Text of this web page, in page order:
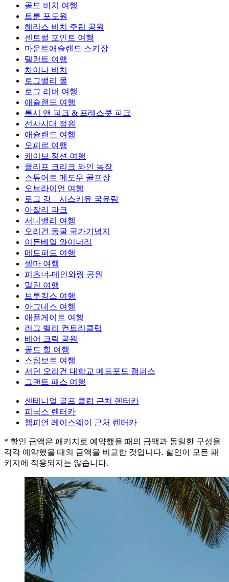
골드 비치 여행
트룬 포도원
해리스 비치 주립 공원
센트럴 포인트 여행
마운트애슐랜드 스키장
탤런트 여행
차이나 비치
로그밸리 몰
로그 리버 여행
애슐랜드 여행
록시 앤 피크 & 프레스콧 파크
선사시대 정원
애슐랜드 여행
오피르 여행
케이브 정션 여행
클리프 크리크 와인 농장
스튜어트 메도우 골프장
오브라이언 여행
로그 강 – 시스키유 국유림
아잘리 파크
서니밸리 여행
오리건 동굴 국가기념지
이든베일 와이너리
메드퍼드 여행
셀마 여행
피츠너-메인와링 공원
멀린 여행
브루킹스 여행
아그네스 여행
애플게이트 여행
러그 밸리 컨트리클럽
베어 크릭 공원
골드 힐 여행
스팀보트 여행
서던 오리건 대학교 메드포드 캠퍼스
그랜트 패스 여행
센테니얼 골프 클럽 근처 렌터카
피닉스 렌터카
챔피언 레이스웨이 근처 렌터카
* 할인 금액은 패키지로 예약했을 때의 금액과 동일한 구성을
각각 예약했을 때의 금액을 비교한 것입니다. 할인이 모든 패
키지에 적용되지는 않습니다.